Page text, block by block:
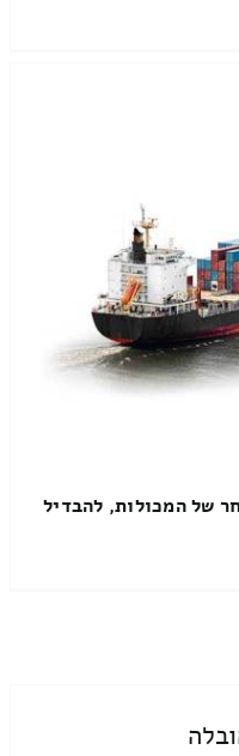
של המכולות, להבדיל